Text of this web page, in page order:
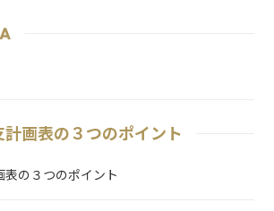
画表の３つのポイント
の３つのポイント